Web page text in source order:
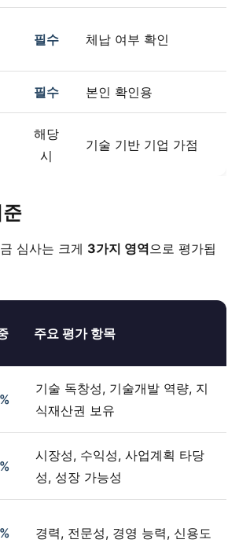
필수 체납 여부 확인
필수 본인 확인용
해당
시
기술 기반 기업 가점
심사는 크게 3가지 영역으로 평가됩
주요 평가 항목
기술 독창성, 기술개발 역량, 지
식재산권 보유
시장성, 수익성, 사업계획 타당
성, 성장 가능성
경력, 전문성, 경영 능력, 신용도